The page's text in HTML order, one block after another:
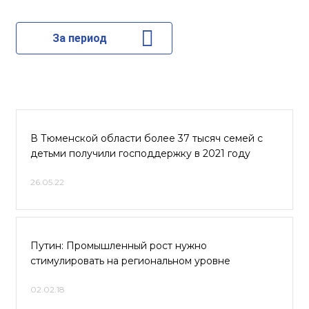
За период
В Тюменской области более 37 тысяч семей с
детьми получили господдержку в 2021 году
26.05.22
Путин: Промышленный рост нужно
стимулировать на региональном уровне
02.02.18